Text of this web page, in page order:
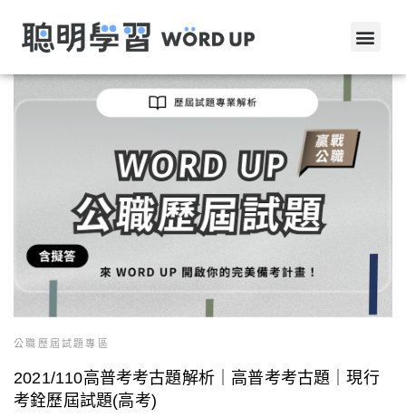
公職歷屆試題專區
2021/110高普考考古題解析｜高普考考古題｜現行
考銓歷屆試題(高考)